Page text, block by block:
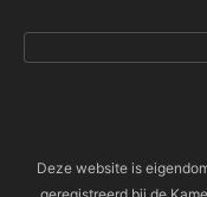
Deze website is